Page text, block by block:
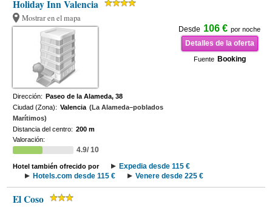
Holiday Inn Valencia
Mostrar en el mapa
Desde 106 € por noche
Detalles de la oferta
Fuente Booking
Dirección: Paseo de la Alameda, 38
Ciudad (Zona): Valencia (La Alameda–poblados
Marítimos)
Distancia del centro: 200 m
Valoración:
4.9/ 10
Hotel también ofrecido por
Expedia desde 115 €
Hotels.com desde 115 €
Venere desde 225 €
El Coso